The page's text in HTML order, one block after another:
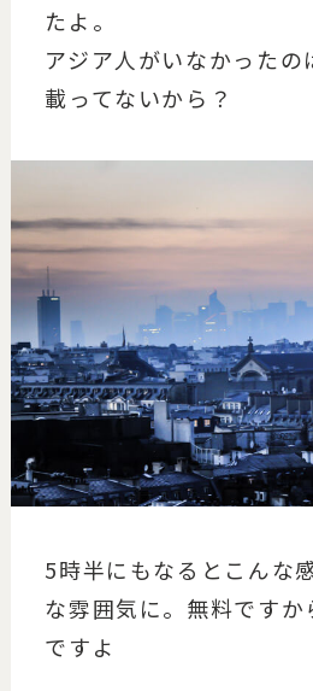
たよ。
アジア人がいなかったの
載ってないから？
5時半にもなるとこんな
な雰囲気に。無料ですか
ですよ